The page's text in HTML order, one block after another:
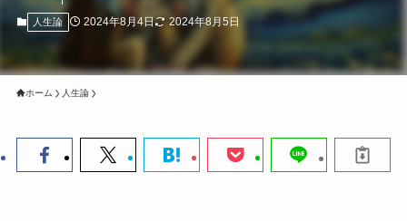
人生論 2024年8月4日 2024年8月5日
ホーム 人生論